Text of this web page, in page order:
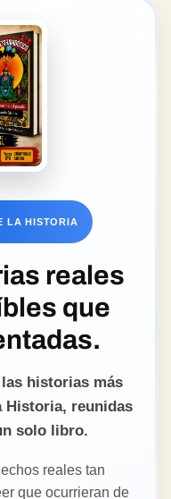
LA HISTORIA
reales
que
historias más
Historia, reunidas
solo libro.
reales tan
que ocurrieran de